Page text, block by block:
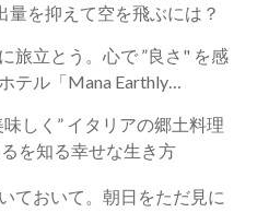
量を抑えて空を飛ぶには？
旅立とう。心で ”良さ" を感
テル「Mana Earthly
しく” イタリアの郷土料理
を知る幸せな生き方
ておいて。朝日をただ見に